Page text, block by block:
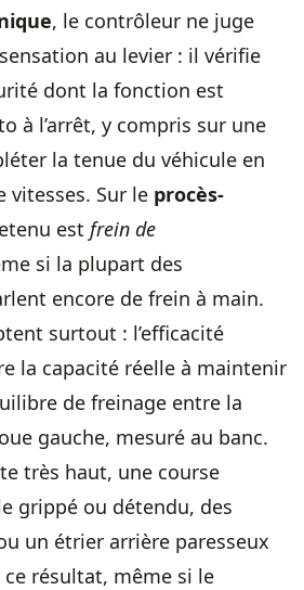
, le contrôleur ne juge
au levier : il vérifie
dont la fonction est
à l’arrêt, y compris sur une
la tenue du véhicule en
vitesses. Sur le procès-
est frein de
si la plupart des
encore de frein à main.
surtout : l’efficacité
la capacité réelle à maintenir
de freinage entre la
gauche, mesuré au banc.
très haut, une course
grippé ou détendu, des
un étrier arrière paresseux
résultat, même si le